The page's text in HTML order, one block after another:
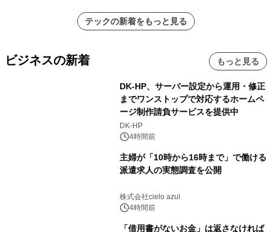
テックの新着をもっと見る
ビジネスの新着 もっと見る
DK-HP、サーバー設定から運用・修正
までワンストップで対応するホームペ
ージ制作請負サービスを提供中
DK-HP
4時間前
主婦が「10時から16時まで」で働ける
派遣求人の実態調査を公開
株式会社cielo azul
4時間前
「借用書がないお金」は返さなければ